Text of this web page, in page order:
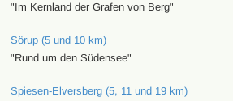
"Im Kernland der Grafen von Berg"
Sörup (5 und 10 km)
"Rund um den Südensee"
Spiesen-Elversberg (5, 11 und 19 km)